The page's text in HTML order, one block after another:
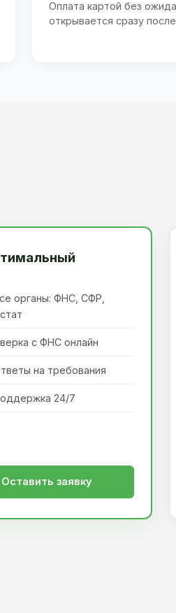
Оплата картой без
открывается сразу
органы: ФНС, СФР,
с ФНС онлайн
на требования
24/7
Оставить заявку